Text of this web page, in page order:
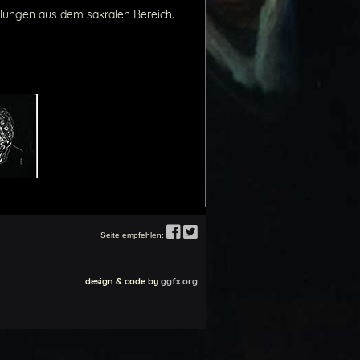
aus dem sakralen Bereich.
Seite empfehlen:
design & code by ggfx.org